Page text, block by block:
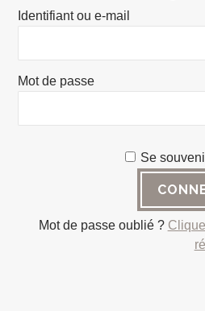
Identifiant ou e-mail
Mot de passe
Se
Mot de passe oublié ?